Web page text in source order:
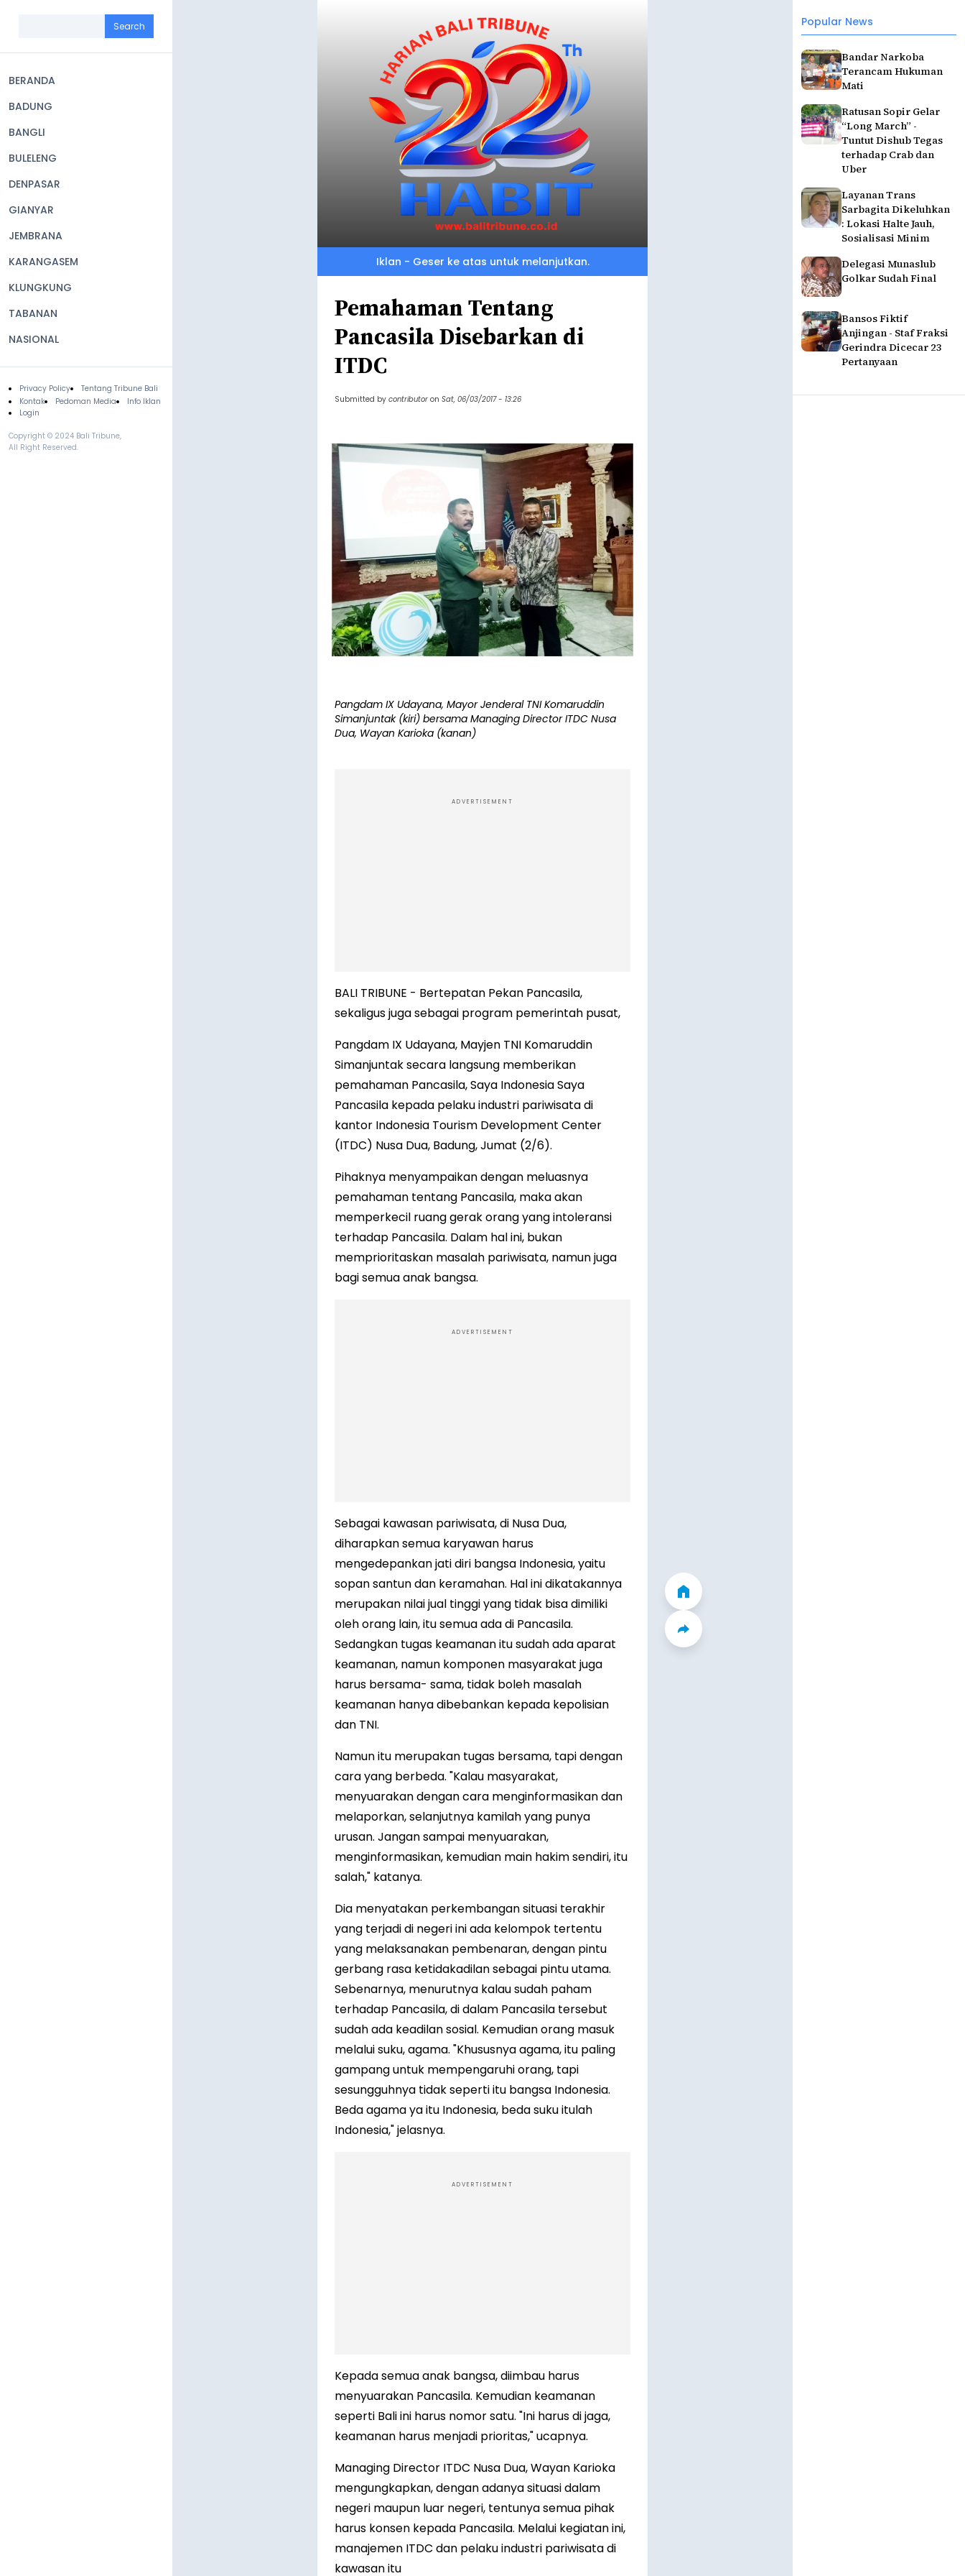
navigation
BERANDA
BADUNG
BANGLI
BULELENG
DENPASAR
GIANYAR
JEMBRANA
KARANGASEM
KLUNGKUNG
TABANAN
NASIONAL
Footer
Privacy Policy
Tentang Tribune Bali
Kontak
Pedoman Media
Info Iklan
Login
Copyright © 2024 Bali Tribune,
All Right Reserved.
Popular News
Bandar Narkoba
Terancam Hukuman
Mati
Ratusan Sopir Gelar
“Long March” -
Tuntut Dishub Tegas
terhadap Crab dan
Uber
Layanan Trans
Sarbagita Dikeluhkan
: Lokasi Halte Jauh,
Sosialisasi Minim
Delegasi Munaslub
Golkar Sudah Final
Bansos Fiktif
Anjingan - Staf Fraksi
Gerindra Dicecar 23
Pertanyaan
Iklan - Geser ke atas untuk melanjutkan.
Pemahaman Tentang
Pancasila Disebarkan di
ITDC
Submitted by contributor on Sat, 06/03/2017 - 13:26
Pangdam IX Udayana, Mayor Jenderal TNI Komaruddin
Simanjuntak (kiri) bersama Managing Director ITDC Nusa
Dua, Wayan Karioka (kanan)
ADVERTISEMENT
BALI TRIBUNE - Bertepatan Pekan Pancasila,
sekaligus juga sebagai program pemerintah pusat,
Pangdam IX Udayana, Mayjen TNI Komaruddin
Simanjuntak secara langsung memberikan
pemahaman Pancasila, Saya Indonesia Saya
Pancasila kepada pelaku industri pariwisata di
kantor Indonesia Tourism Development Center
(ITDC) Nusa Dua, Badung, Jumat (2/6).
Pihaknya menyampaikan dengan meluasnya
pemahaman tentang Pancasila, maka akan
memperkecil ruang gerak orang yang intoleransi
terhadap Pancasila. Dalam hal ini, bukan
memprioritaskan masalah pariwisata, namun juga
bagi semua anak bangsa.
ADVERTISEMENT
Sebagai kawasan pariwisata, di Nusa Dua,
diharapkan semua karyawan harus
mengedepankan jati diri bangsa Indonesia, yaitu
sopan santun dan keramahan. Hal ini dikatakannya
merupakan nilai jual tinggi yang tidak bisa dimiliki
oleh orang lain, itu semua ada di Pancasila.
Sedangkan tugas keamanan itu sudah ada aparat
keamanan, namun komponen masyarakat juga
harus bersama- sama, tidak boleh masalah
keamanan hanya dibebankan kepada kepolisian
dan TNI.
Namun itu merupakan tugas bersama, tapi dengan
cara yang berbeda. "Kalau masyarakat,
menyuarakan dengan cara menginformasikan dan
melaporkan, selanjutnya kamilah yang punya
urusan. Jangan sampai menyuarakan,
menginformasikan, kemudian main hakim sendiri, itu
salah," katanya.
Dia menyatakan perkembangan situasi terakhir
yang terjadi di negeri ini ada kelompok tertentu
yang melaksanakan pembenaran, dengan pintu
gerbang rasa ketidakadilan sebagai pintu utama.
Sebenarnya, menurutnya kalau sudah paham
terhadap Pancasila, di dalam Pancasila tersebut
sudah ada keadilan sosial. Kemudian orang masuk
melalui suku, agama. "Khususnya agama, itu paling
gampang untuk mempengaruhi orang, tapi
sesungguhnya tidak seperti itu bangsa Indonesia.
Beda agama ya itu Indonesia, beda suku itulah
Indonesia," jelasnya.
ADVERTISEMENT
Kepada semua anak bangsa, diimbau harus
menyuarakan Pancasila. Kemudian keamanan
seperti Bali ini harus nomor satu. "Ini harus di jaga,
keamanan harus menjadi prioritas," ucapnya.
Managing Director ITDC Nusa Dua, Wayan Karioka
mengungkapkan, dengan adanya situasi dalam
negeri maupun luar negeri, tentunya semua pihak
harus konsen kepada Pancasila. Melalui kegiatan ini,
manajemen ITDC dan pelaku industri pariwisata di
kawasan itu